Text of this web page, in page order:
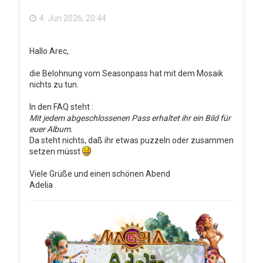
4. Jun 2026, 20:44
Hallo Arec,
die Belohnung vom Seasonpass hat mit dem Mosaik
nichts zu tun.
In den FAQ steht :
Mit jedem abgeschlossenen Pass erhaltet ihr ein Bild für
euer Album.
Da steht nichts, daß ihr etwas puzzeln oder zusammen
setzen müsst
Viele Grüße und einen schönen Abend
Adelia